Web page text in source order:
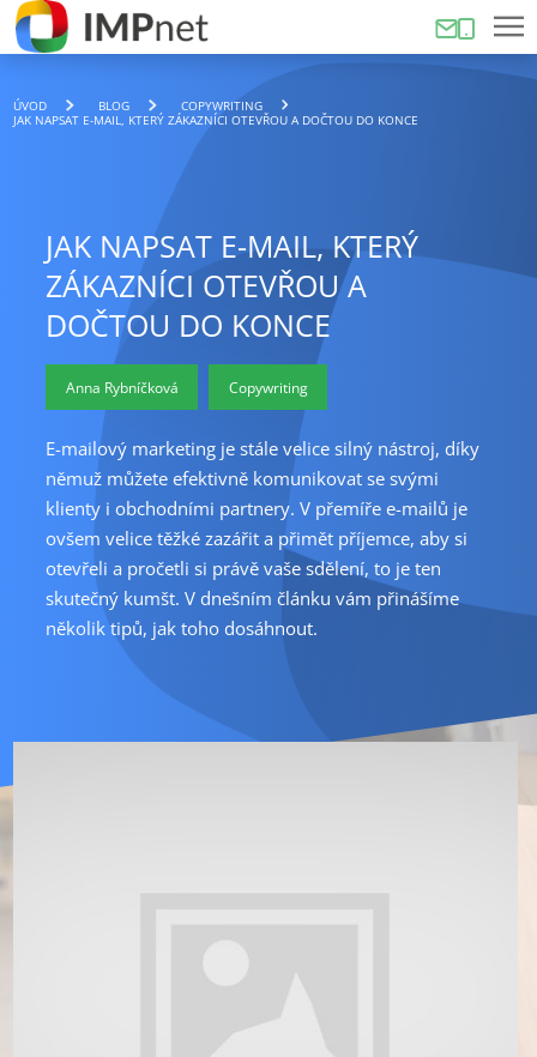
ÚVOD BLOG
COPYWRITING
JAK NAPSAT E-MAIL, KTERÝ ZÁKAZNÍCI OTEVŘOU A DOČTOU DO KONCE
JAK NAPSAT E-MAIL, KTERÝ
ZÁKAZNÍCI OTEVŘOU A
DOČTOU DO KONCE
Anna Rybníčková Copywriting
E-mailový marketing je stále velice silný nástroj, díky
němuž můžete efektivně komunikovat se svými
klienty i obchodními partnery. V přemíře e-mailů je
ovšem velice těžké zazářit a přimět příjemce, aby si
otevřeli a pročetli si právě vaše sdělení, to je ten
skutečný kumšt. V dnešním článku vám přinášíme
několik tipů, jak toho dosáhnout.